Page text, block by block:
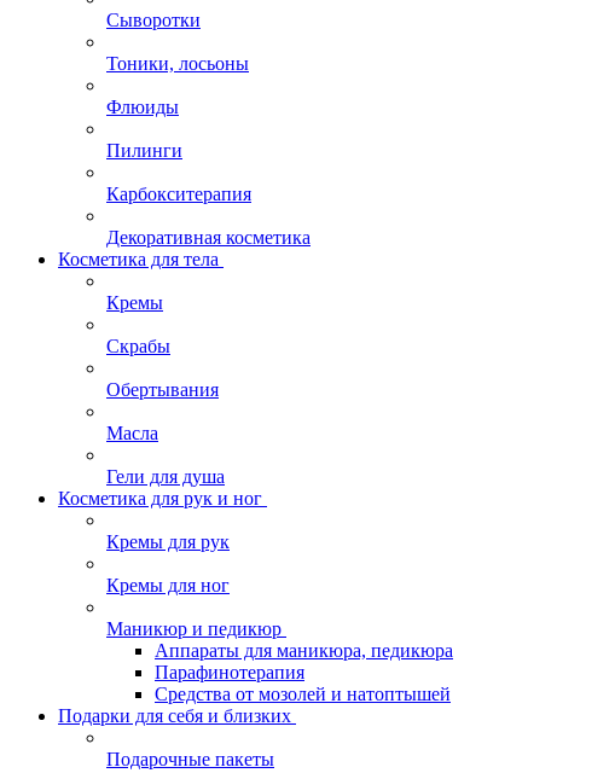
Сыворотки
Тоники, лосьоны
Флюиды
Пилинги
Карбокситерапия
Декоративная косметика
Косметика для тела
Кремы
Скрабы
Обертывания
Масла
Гели для душа
Косметика для рук и ног
Кремы для рук
Кремы для ног
Маникюр и педикюр
Аппараты для маникюра, педикюра
Парафинотерапия
Средства от мозолей и натоптышей
Подарки для себя и близких
Подарочные пакеты